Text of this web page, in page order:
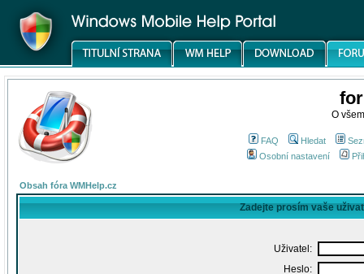
O
FAQ Hledat
Osobní nastavení
Obsah fóra WMHelp.cz
Zadejte prosím vaše
Uživatel:
Heslo: